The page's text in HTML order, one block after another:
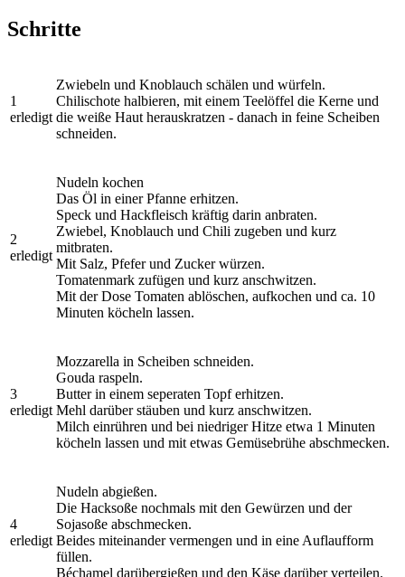
Schritte
1
erledigt
Zwiebeln und Knoblauch schälen und würfeln.
Chilischote halbieren, mit einem Teelöffel die Kerne und
die weiße Haut herauskratzen - danach in feine Scheiben
schneiden.
2
erledigt
Nudeln kochen
Das Öl in einer Pfanne erhitzen.
Speck und Hackfleisch kräftig darin anbraten.
Zwiebel, Knoblauch und Chili zugeben und kurz
mitbraten.
Mit Salz, Pfefer und Zucker würzen.
Tomatenmark zufügen und kurz anschwitzen.
Mit der Dose Tomaten ablöschen, aufkochen und ca. 10
Minuten köcheln lassen.
3
erledigt
Mozzarella in Scheiben schneiden.
Gouda raspeln.
Butter in einem seperaten Topf erhitzen.
Mehl darüber stäuben und kurz anschwitzen.
Milch einrühren und bei niedriger Hitze etwa 1 Minuten
köcheln lassen und mit etwas Gemüsebrühe abschmecken.
4
erledigt
Nudeln abgießen.
Die Hacksoße nochmals mit den Gewürzen und der
Sojasoße abschmecken.
Beides miteinander vermengen und in eine Auflaufform
füllen.
Béchamel darübergießen und den Käse darüber verteilen.